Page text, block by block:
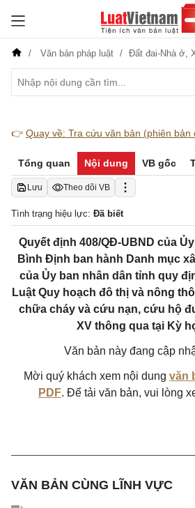
Văn bản pháp luật Đất đai-Nhà ở,
👉 Quay về: Tra cứu văn bản (phiên bản
Tổng quan Nội dung VB gốc
Lưu Theo dõi VB
Tình trạng hiệu lực: Đã biết
Quyết định 408/QĐ-UBND của
Bình Định ban hành Danh mục
của Ủy ban nhân dân tỉnh quy
Luật Quy hoạch đô thị và nông
chữa cháy và cứu nạn, cứu hộ
XV thông qua tại Kỳ
Văn bản này đang cập
Mời quý khách xem nội dung văn
PDF. Để tải văn bản, vui lòng
VĂN BẢN CÙNG LĨNH VỰC